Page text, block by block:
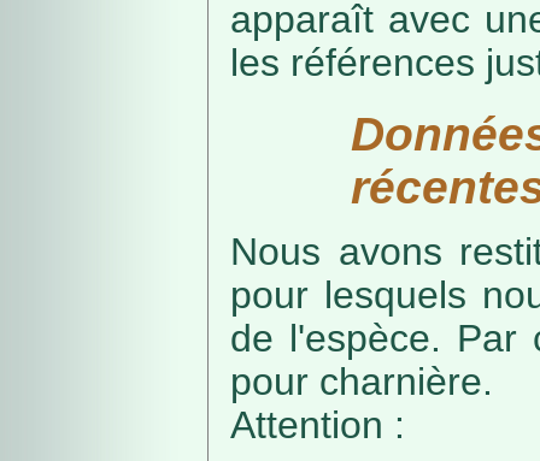
apparaît avec
les références
Nous avons
pour lesquels
de l'espèce. Par
pour charnière.
Attention :